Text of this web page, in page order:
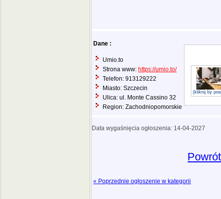
Dane :
Umio.to
Strona www: https://umio.to/
Telefon: 913129222
Miasto: Szczecin
Ulica: ul. Monte Cassino 32
Region: Zachodniopomorskie
(kliknij by
Data wygaśnięcia ogłoszenia: 14-04-2027
« Poprzednie ogłoszenie w kategorii